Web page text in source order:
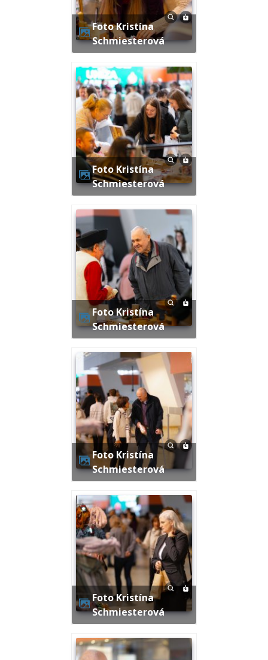
Foto Kristína
Schmiesterová
Foto Kristína
Schmiesterová
Foto Kristína
Schmiesterová
Foto Kristína
Schmiesterová
Foto Kristína
Schmiesterová